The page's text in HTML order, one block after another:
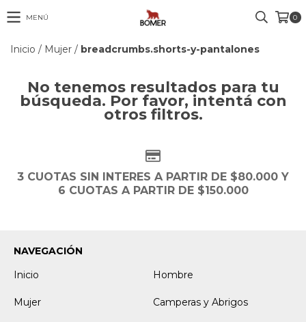
MENÚ 0
Inicio / Mujer / breadcrumbs.shorts-y-pantalones
No tenemos resultados para tu
búsqueda. Por favor, intentá con
otros filtros.
3 CUOTAS SIN INTERES A PARTIR DE $80.000 Y
6 CUOTAS A PARTIR DE $150.000
NAVEGACIÓN
Inicio
Hombre
Mujer Camperas y Abrigos